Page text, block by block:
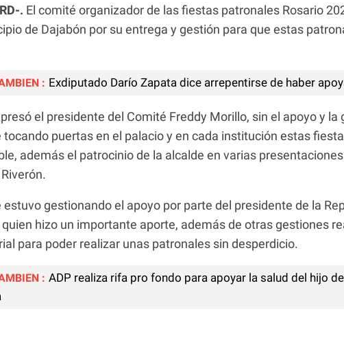
. El comité organizador de las fiestas patronales Rosario
de Dajabón por su entrega y gestión para que estas
: Exdiputado Darío Zapata dice arrepentirse de haber
el presidente del Comité Freddy Morillo, sin el apoyo y
tocando puertas en el palacio y en cada institución estas
además el patrocinio de la alcalde en varias
estuvo gestionando el apoyo por parte del presidente de la
hizo un importante aporte, además de otras gestiones
para poder realizar unas patronales sin desperdicio.
: ADP realiza rifa pro fondo para apoyar la salud del hijo